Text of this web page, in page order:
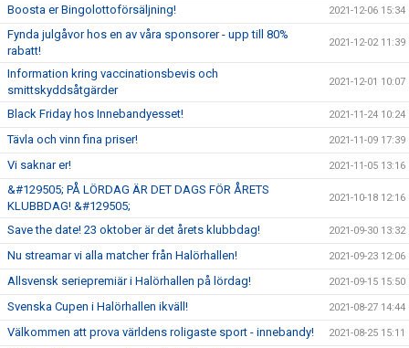
Boosta er Bingolottoförsäljning! 2021-12-06 15:34
Fynda julgåvor hos en av våra sponsorer - upp till 80%
rabatt!
2021-12-02 11:39
Information kring vaccinationsbevis och
smittskyddsåtgärder
2021-12-01 10:07
Black Friday hos Innebandyesset! 2021-11-24 10:24
Tävla och vinn fina priser! 2021-11-09 17:39
Vi saknar er! 2021-11-05 13:16
&#129505; PÅ LÖRDAG ÄR DET DAGS FÖR ÅRETS
KLUBBDAG! &#129505;
2021-10-18 12:16
Save the date! 23 oktober är det årets klubbdag! 2021-09-30 13:32
Nu streamar vi alla matcher från Halörhallen! 2021-09-23 12:06
Allsvensk seriepremiär i Halörhallen på lördag! 2021-09-15 15:50
Svenska Cupen i Halörhallen ikväll! 2021-08-27 14:44
Välkommen att prova världens roligaste sport - innebandy! 2021-08-25 15:11